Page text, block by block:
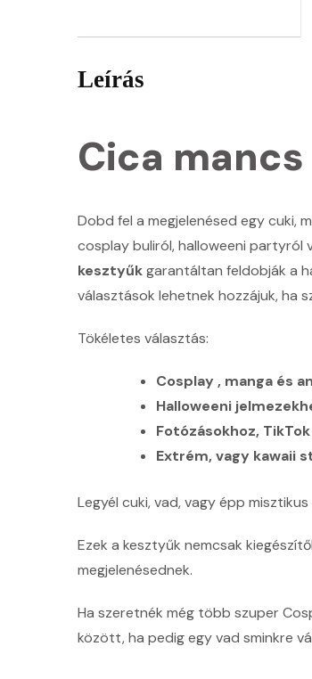
Leírás
Cica
Dobd fel a megjelenésed egy cuki,
cosplay buliról, halloweeni partyról
kesztyűkgarantáltan feldobják a
választások lehetnek hozzájuk, ha
Tökéletes választás:
Cosplay , manga és
Halloweeni
Fotózásokhoz,
Extrém, vagy kawaii
Legyél cuki, vad, vagy épp
Ezek a kesztyűk nemcsak
megjelenésednek.
Ha szeretnék még több szuper
között, ha pedig egy vad sminkre